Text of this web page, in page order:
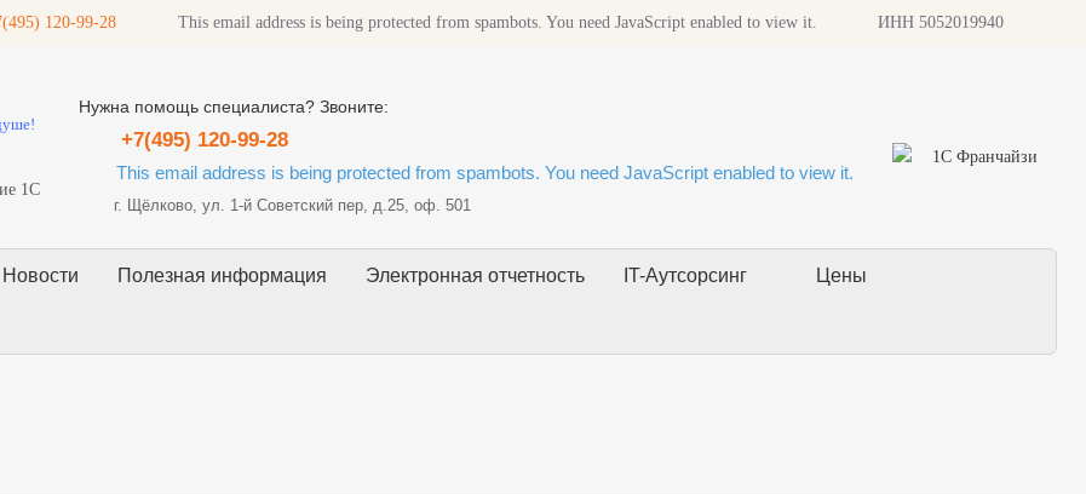
120-99-28 This email address is being protected from spambots. You need JavaScript enabled to view it. ИНН 5052019940
1С
Нужна помощь специалиста? Звоните:
+7(495) 120-99-28
This email address is being protected from spambots. You need JavaScript enabled to view it.
г. Щёлково, ул. 1-й Советский пер, д.25, оф. 501
Новости Полезная информация Электронная отчетность IT-Аутсорсинг Цены